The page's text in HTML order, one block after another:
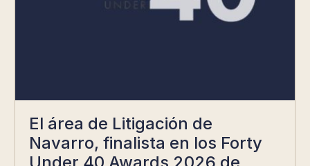
El área de Litigación de
Navarro, finalista en los Forty
Under 40 Awards 2026 de